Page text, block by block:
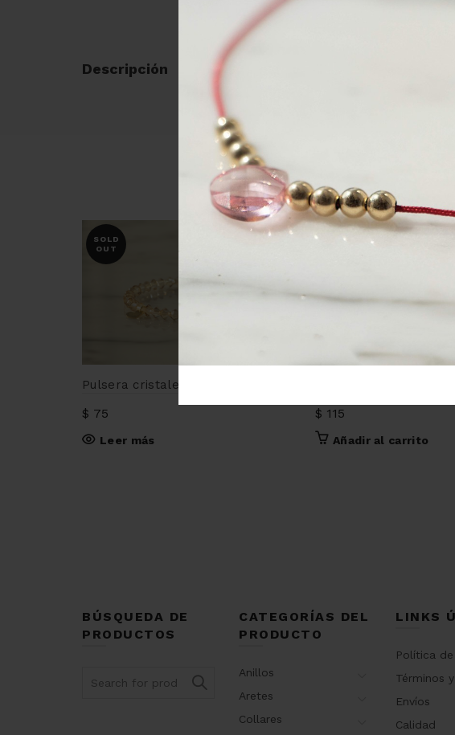
Descripción
SOLD
OUT
Pulsera cristales corazón
$ 75
Leer más
$ 115
Añadir al carrito
BÚSQUEDA DE
PRODUCTOS
CATEGORÍAS DEL
PRODUCTO
Anillos
Aretes
Collares
LINKS
Política
Términos
Envíos
Calidad